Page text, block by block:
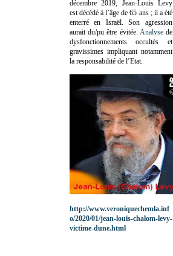
décembre 2019, Jean-Louis Levy
est décédé à l’âge de 65 ans ; il a été
enterré en Israël. Son agression
aurait du/pu être évitée. Analysede
dysfonctionnements occultés et
gravissimes impliquant notamment
la responsabilité de l’Etat.
http://www.veroniquechemla.inf
o/2020/01/jean-louis-chalom-levy-
victime-dune.html